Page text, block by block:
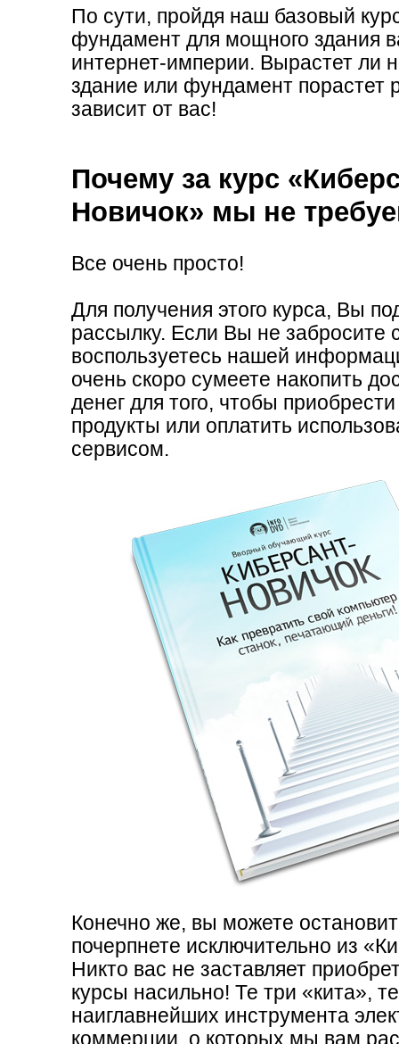
По сути, пройдя наш базовый
фундамент для мощного здания
интернет-империи. Вырастет ли
здание или фундамент порастет
зависит от вас!
Почему за курс
Новичок» мы не
Все очень просто!
Для получения этого курса, Вы
рассылку. Если Вы не забросите
воспользуетесь нашей
очень скоро сумеете накопить
денег для того, чтобы
продукты или оплатить
сервисом.
Конечно же, вы можете
почерпнете исключительно из
Никто вас не заставляет
курсы насильно! Те три «кита»,
наиглавнейших инструмента
коммерции, о которых мы вам
доверять, и деньги не
начинать изучение
"Киберсант-Новичок" и
DVD - это
Ольга Николаевна Лискевич
«Четко,
теперь все стало
Через три месяца
вопросами
абсолютный новичок),
ужасом понял, что не
будущее что-то
очередном письме
стали рассеиваться..
возвращается…
совсем кстати! А там
ребята!
Сергей Эрикович Михель
Краснодар (Россия)
«Бизнесменом
Здорово! Если это -
монстры платные
курсом делать сайт и
простой урок по html.
дальше ничего сказать